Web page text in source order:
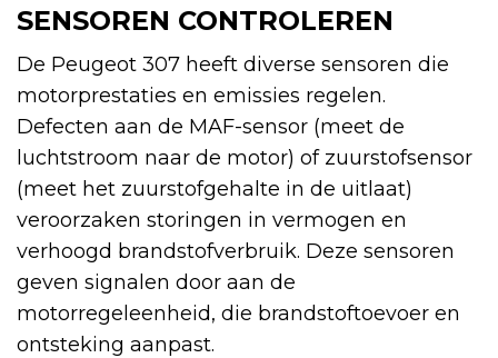
SENSOREN CONTROLEREN
De Peugeot 307 heeft diverse sensoren die
motorprestaties en emissies regelen.
Defecten aan de MAF-sensor (meet de
luchtstroom naar de motor) of zuurstofsensor
(meet het zuurstofgehalte in de uitlaat)
veroorzaken storingen in vermogen en
verhoogd brandstofverbruik. Deze sensoren
geven signalen door aan de
motorregeleenheid, die brandstoftoevoer en
ontsteking aanpast.